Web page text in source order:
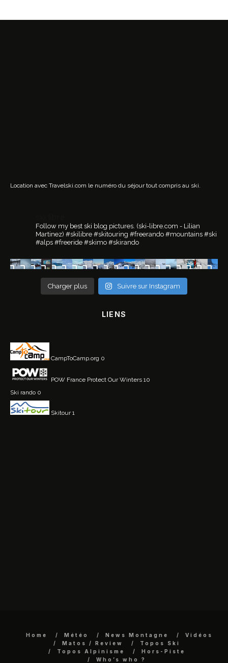
Location avec Travelski.com le numéro du séjour tout compris au ski.
Follow my best ski blog pictures. (ski-libre.com - Lilian
Martinez) #skilibre #skitouring #freerando #mountains #ski
#alps #freeride #skimo #skirando
Charger plus Suivre sur Instagram
LIENS
CampToCamp.org 0
POW France Protect Our Winters 10
Ski rando 0
Skitour1
Home Météo News Montagne
Vidéos
Matos / Review
Topos Ski
Topos Alpinisme
Hors-Piste
Who’s who ?